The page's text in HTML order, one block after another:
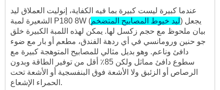
عندما كبيرة ليست كبيرة بما فيه الكفاية، إنوليت العملاق ليد
الشعيرة لمبة P180 8W (ليد خيوط المصابيح المتضخم) يجعل
بيان ملحوظ مع حجم زكسل لها. يمكن لهذه اللمبة الكبيرة خلق
جو حنين ورومانسي في أي ردهة الفندق، مطعم أو بار مع ضوء
دافئ وناعم. وهو بديل مثالي للمصابيح المتوهجة كبيرة مع
سطوع دافئ مماثل ولكن 85٪ أقل من توفير الطاقة وبدون
الرصاص أو الزئبق ولا الأشعة فوق البنفسجية أو الأشعة تحت
الحمراء الإشعاع.